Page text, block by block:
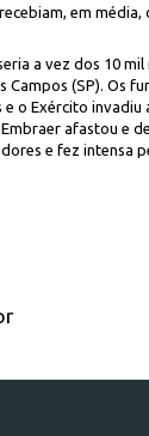
em
a vez dos 10
Campos (SP). Os
o Exército invadiu
afastou e
e fez intensa